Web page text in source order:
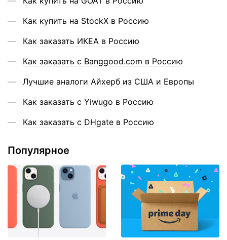
Как купить на StockX в Россию
Как заказать ИКЕА в Россию
Как заказать с Banggood.com в Россию
Лучшие аналоги Айхерб из США и Европы
Как заказать с Yiwugo в Россию
Как заказать с DHgate в Россию
Популярное